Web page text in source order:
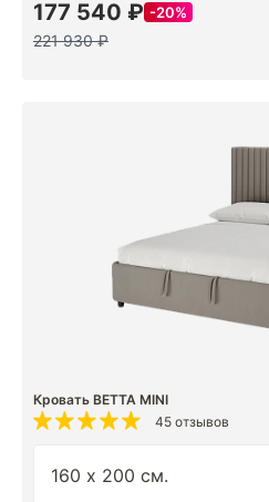
177 540 ₽ 20%
221 930 ₽
Кровать BETTA MINI
45 отзывов